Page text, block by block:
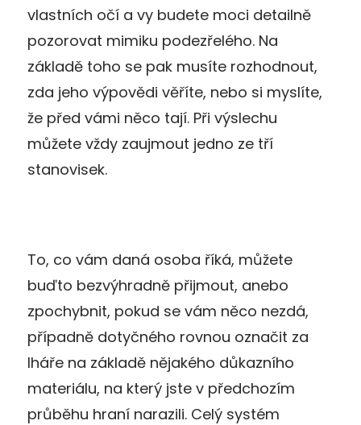
vlastních očí a vy budete moci detailně
pozorovat mimiku podezřelého. Na
základě toho se pak musíte rozhodnout,
zda jeho výpovědi věříte, nebo si myslíte,
že před vámi něco tají. Při výslechu
můžete vždy zaujmout jedno ze tří
stanovisek.
To, co vám daná osoba říká, můžete
buďto bezvýhradně přijmout, anebo
zpochybnit, pokud se vám něco nezdá,
případně dotyčného rovnou označit za
lháře na základě nějakého důkazního
materiálu, na který jste v předchozím
průběhu hraní narazili. Celý systém